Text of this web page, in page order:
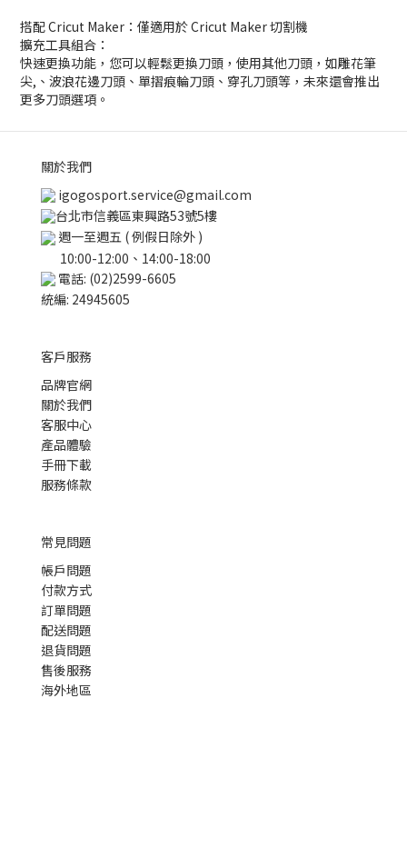
搭配 Cricut Maker：僅適用於 Cricut Maker 切割機
擴充工具組合：
快速更換功能，您可以輕鬆更換刀頭，使用其他刀頭，如雕花筆
尖,、波浪花邊刀頭、單摺痕輪刀頭、穿孔刀頭等，未來還會推出
更多刀頭選項。
關於我們
igogosport.service@gmail.com
台北市信義區東興路53號5樓
週一至週五 ( 例假日除外 )
10:00-12:00、14:00-18:00
電話: (02)2599-6605
統編: 24945605
客戶服務
品牌官網
關於我們
客服中心
產品體驗
手冊下載
服務條款
常見問題
帳戶問題
付款方式
訂單問題
配送問題
退貨問題
售後服務
海外地區